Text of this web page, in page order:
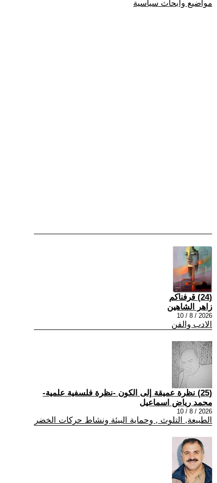
مواضيع وابحاث سياسية
(24) قرفناكم
زاهر الشاهين
2026 / 8 / 10
الادب والفن
(25) نظرة عميقة إلى الكون -نظرة فلسفية علمية-
محمد رياض اسماعيل
2026 / 8 / 10
الطبيعة, التلوث , وحماية البيئة ونشاط حركات الخضر